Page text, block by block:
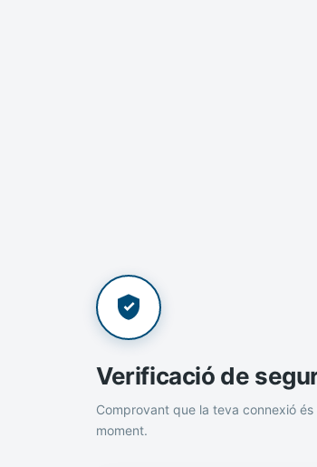
Verificació de
Comprovant que la teva connexió és
moment.